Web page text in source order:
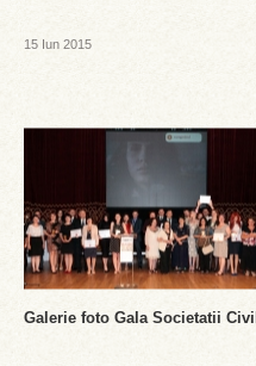
15 Iun 2015
Galerie foto Gala Societatii